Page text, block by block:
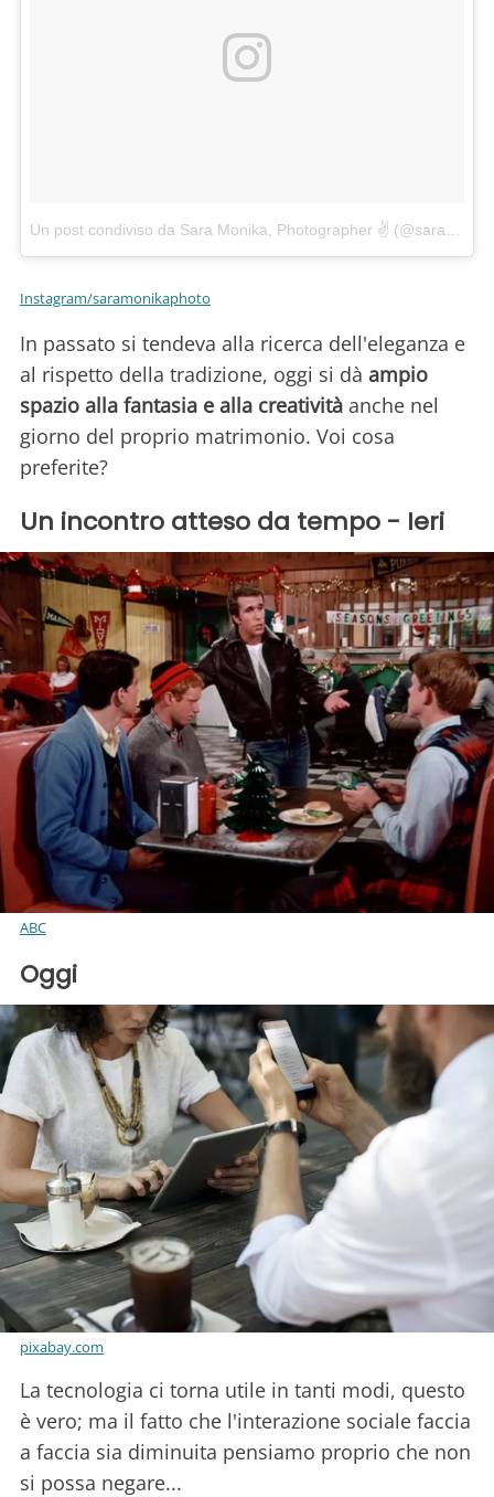
Instagram/saramonikaphoto
In passato si tendeva alla ricerca dell'eleganza e
al rispetto della tradizione, oggi si dà ampio
spazio alla fantasia e alla creatività anche nel
giorno del proprio matrimonio. Voi cosa
preferite?
Un incontro atteso da tempo - Ieri
ABC
Oggi
pixabay.com
La tecnologia ci torna utile in tanti modi, questo
è vero; ma il fatto che l'interazione sociale faccia
a faccia sia diminuita pensiamo proprio che non
si possa negare...